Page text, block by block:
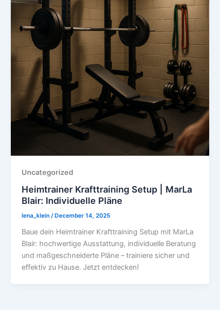
Uncategorized
Heimtrainer Krafttraining Setup | MarLa
Blair: Individuelle Pläne
lena_klein/ December 14, 2025
Baue dein Heimtrainer Krafttraining Setup mit MarLa
Blair: hochwertige Ausstattung, individuelle Beratung
und maßgeschneiderte Pläne – trainiere sicher und
effektiv zu Hause. Jetzt entdecken!